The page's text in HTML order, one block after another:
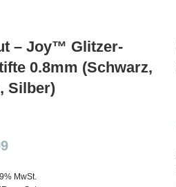
– Joy™ Glitzer-
0.8mm (Schwarz,
Silber)
MwSt.